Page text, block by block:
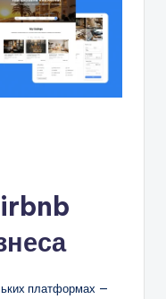
платформах —